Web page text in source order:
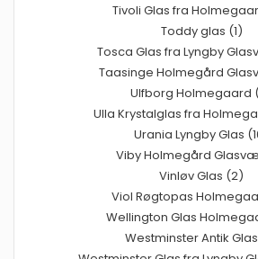
Tivoli Glas fra
Toddy glas (1)
Tosca Glas fra Lyngby
Taasinge Holmegård
Ulfborg Holmegaard
Ulla Krystalglas fra
Urania Lyngby Glas
Viby Holmegård
Vinløv Glas (2)
Viol Røgtopas
Wellington Glas
Westminster Antik